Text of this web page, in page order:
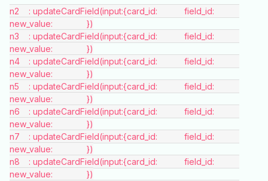
n2	: updateCardField(input:{card_id:		 field_id:
new_value:		})
n3	: updateCardField(input:{card_id:		 field_id:
new_value:		})
n4	: updateCardField(input:{card_id:		 field_id:
new_value:		})
n5	: updateCardField(input:{card_id:		 field_id:
new_value:		})
n6	: updateCardField(input:{card_id:		 field_id:
new_value:		})
n7	: updateCardField(input:{card_id:		 field_id:
new_value:		})
n8	: updateCardField(input:{card_id:		 field_id:
new_value:		})